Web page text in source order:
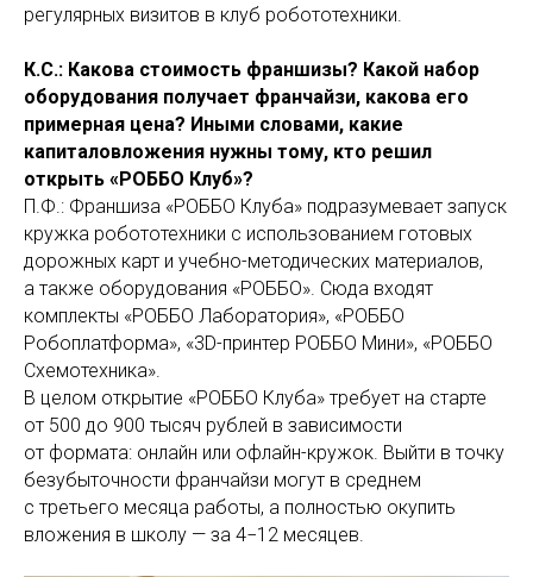
регулярных визитов в клуб робототехники.
К.С.: Какова стоимость франшизы? Какой набор
оборудования получает франчайзи, какова его
примерная цена? Иными словами, какие
капиталовложения нужны тому, кто решил
открыть «РОББО Клуб»?
П.Ф.: Франшиза «РОББО Клуба» подразумевает запуск
кружка робототехники с использованием готовых
дорожных карт и учебно-методических материалов,
а также оборудования «РОББО». Сюда входят
комплекты «РОББО Лаборатория», «РОББО
Робоплатформа», «3D-принтер РОББО Мини», «РОББО
Схемотехника».
В целом открытие «РОББО Клуба» требует на старте
от 500 до 900 тысяч рублей в зависимости
от формата: онлайн или офлайн-кружок. Выйти в точку
безубыточности франчайзи могут в среднем
с третьего месяца работы, а полностью окупить
вложения в школу — за 4−12 месяцев.